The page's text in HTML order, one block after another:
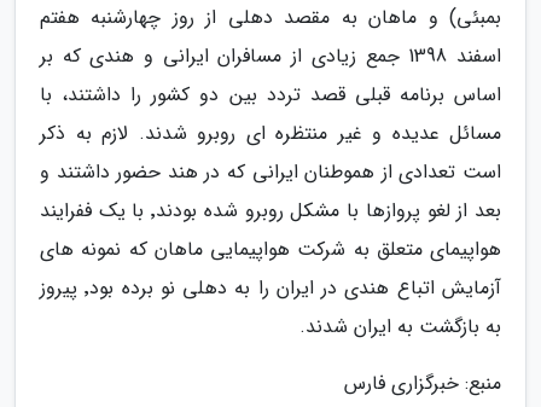
بمبئی) و ماهان به مقصد دهلی از روز چهارشنبه هفتم
اسفند 1398 جمع زیادی از مسافران ایرانی و هندی که بر
اساس برنامه قبلی قصد تردد بین دو کشور را داشتند، با
مسائل عدیده و غیر منتظره ای روبرو شدند. لازم به ذکر
است تعدادی از هموطنان ایرانی که در هند حضور داشتند و
بعد از لغو پروازها با مشکل روبرو شده بودند٬ با یک ففرایند
هواپیمای متعلق به شرکت هواپیمایی ماهان که نمونه های
آزمایش اتباع هندی در ایران را به دهلی نو برده بود٬ پیروز
به بازگشت به ایران شدند.
منبع: خبرگزاری فارس